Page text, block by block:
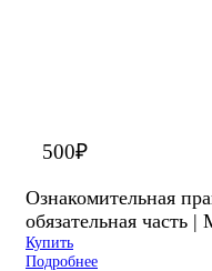
500₽
Ознакомительная
обязательная часть
Купить
Подробнее